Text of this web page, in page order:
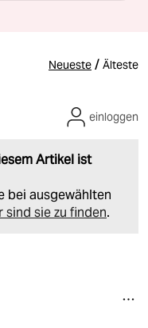
Neueste / Älteste
Artikel ist
bei ausgewählten
sind sie zu finden.
einloggen